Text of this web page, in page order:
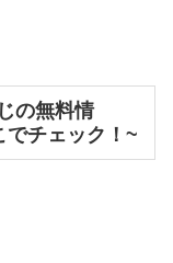
の無料情
チェック！~